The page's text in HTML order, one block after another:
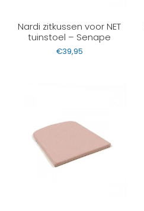
Nardi zitkussen voor NET
tuinstoel – Senape
€39,95